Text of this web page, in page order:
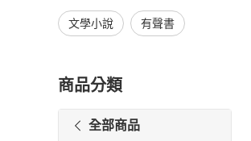
文學小說 有聲書
商品分類
全部商品